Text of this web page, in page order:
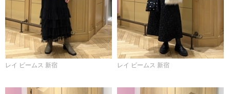
レイ ビームス 新宿 レイ ビームス 新宿